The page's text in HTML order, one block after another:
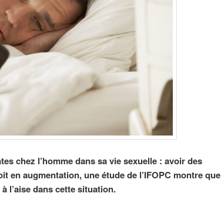
chez l’homme dans sa vie sexuelle : avoir des
en augmentation, une étude de l’IFOPC montre que
l’aise dans cette situation.